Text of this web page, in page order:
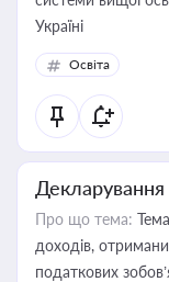
Україні
Освіта
Декларування
Про що тема:
доходів,
податкових